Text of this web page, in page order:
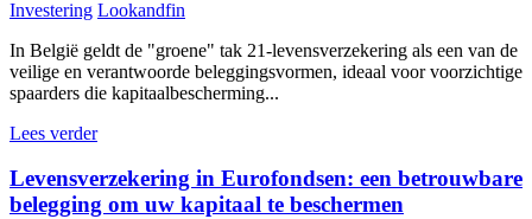
Investering Lookandfin
In België geldt de "groene" tak 21-levensverzekering als een van de
veilige en verantwoorde beleggingsvormen, ideaal voor voorzichtige
spaarders die kapitaalbescherming...
Lees verder
Levensverzekering in Eurofondsen: een betrouwbare
belegging om uw kapitaal te beschermen